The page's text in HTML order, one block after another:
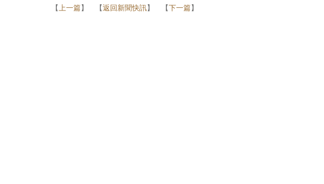
【上一篇】 【返回新聞快訊】 【下一篇】